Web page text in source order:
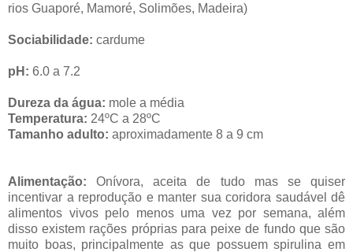
rios Guaporé, Mamoré, Solimões, Madeira)
Sociabilidade: cardume
pH: 6.0 a 7.2
Dureza da água: mole a média
Temperatura: 24ºC a 28ºC
Tamanho adulto: aproximadamente 8 a 9 cm
Alimentação:Onívora, aceita de tudo mas se quiser
incentivar a reprodução e manter sua coridora saudável dê
alimentos vivos pelo menos uma vez por semana, além
disso existem rações próprias para peixe de fundo que são
muito boas, principalmente as que possuem spirulina em